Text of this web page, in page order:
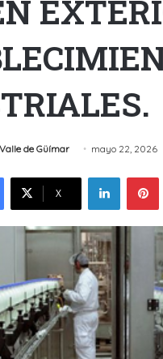
de Güímar mayo 22, 2026
X
LinkedIn